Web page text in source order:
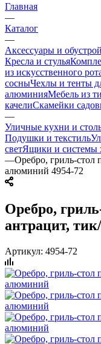
Главная
—
Каталог
—
Аксессуары и
Кресла и стулья
из искусственного
сосныЧехлы и тенты
алюминияМебель из
качелиСкамейки
—
Уличные кухни и
Подушки и текстиль
светЯщики и системы
—Оребро, гриль-стол
алюминий 4954-72
Оребро,
антрацит,
Артикул: 4954-72